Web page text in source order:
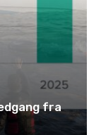
fra